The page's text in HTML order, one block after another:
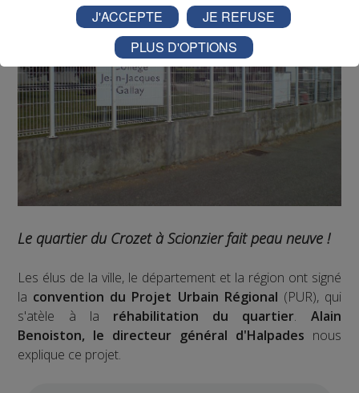
Le quartier du Crozet à Scionzier fait peau neuve !
Les élus de la ville, le département et la région ont signé
la convention du Projet Urbain Régional (PUR), qui
s'atèle à la réhabilitation du quartier. Alain
Benoiston, le directeur général d'Halpades nous
explique ce projet.
J'ACCEPTE
JE REFUSE
PLUS D'OPTIONS